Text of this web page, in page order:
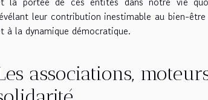
leur contribution inestimable au bien-
à la dynamique démocratique.
associations,